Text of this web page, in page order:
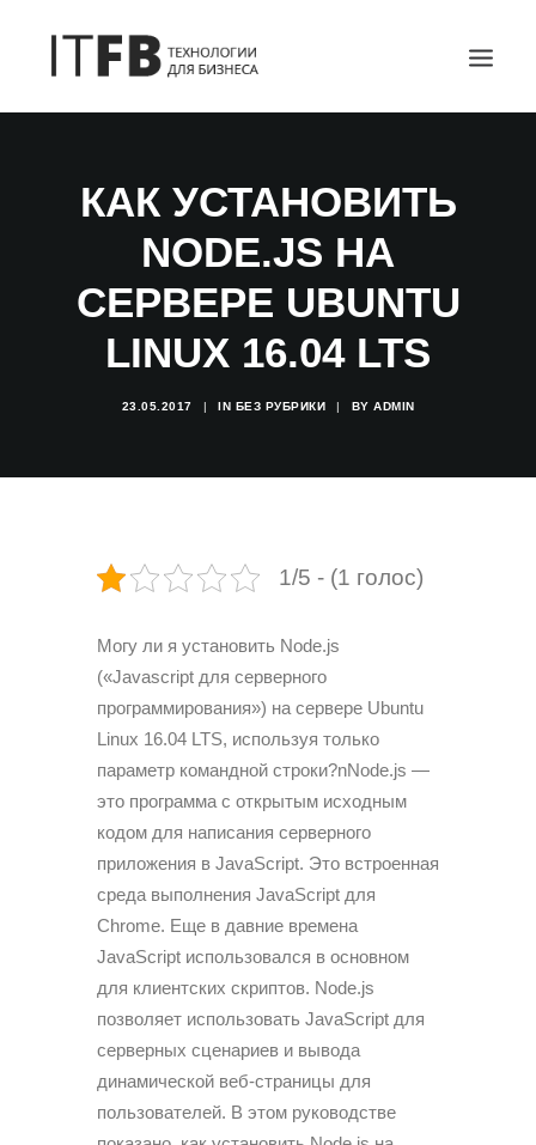
DEVOPS
АДМИНИСТРИРОВАНИЕ СЕРВЕРОВ
БЛОГ
КАК УСТАНОВИТЬ
NODE.JS НА
СЕРВЕРЕ UBUNTU
LINUX 16.04 LTS
23.05.2017 | IN БЕЗ РУБРИКИ | BY ADMIN
1/5 - (1 голос)
Могу ли я установить Node.js
(«Javascript для серверного
программирования») на сервере Ubuntu
Linux 16.04 LTS, используя только
параметр командной строки?nNode.js —
это программа с открытым исходным
кодом для написания серверного
приложения в JavaScript. Это встроенная
среда выполнения JavaScript для
Chrome. Еще в давние времена
JavaScript использовался в основном
для клиентских скриптов. Node.js
позволяет использовать JavaScript для
серверных сценариев и вывода
динамической веб-страницы для
пользователей. В этом руководстве